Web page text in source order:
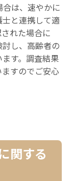
は、速やかに
と連携して適
れた場合に
し、高齢者の
す。調査結果
すのでご安心
関する